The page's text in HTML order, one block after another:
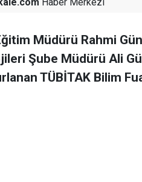
Müdürü Rahmi
Şube Müdürü Ali
TÜBİTAK Bilim